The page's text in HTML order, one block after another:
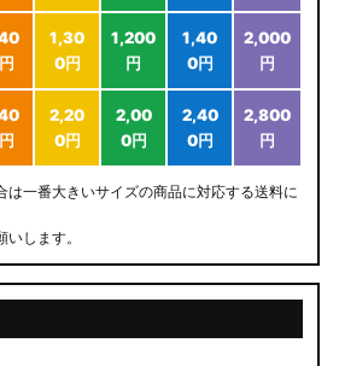
1,30
0円
1,200
円
1,40
0円
2,000
円
2,20
0円
2,00
0円
2,40
0円
2,800
円
は一番大きいサイズの商品に対応する送料に
します。